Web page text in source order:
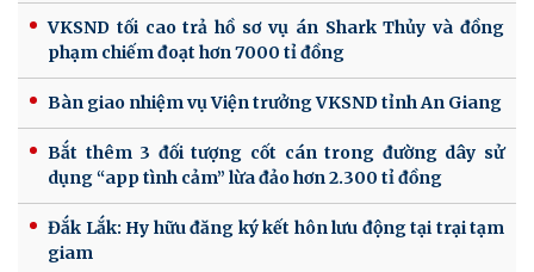
VKSND tối cao trả hồ sơ vụ án Shark Thủy và đồng
phạm chiếm đoạt hơn 7000 tỉ đồng
Bàn giao nhiệm vụ Viện trưởng VKSND tỉnh An Giang
Bắt thêm 3 đối tượng cốt cán trong đường dây sử
dụng “app tình cảm” lừa đảo hơn 2.300 tỉ đồng
Đắk Lắk: Hy hữu đăng ký kết hôn lưu động tại trại tạm
giam